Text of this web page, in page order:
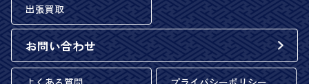
出張買取
お問い合わせ